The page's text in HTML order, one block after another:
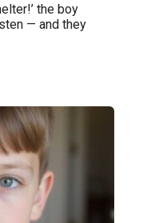
the boy
— and they